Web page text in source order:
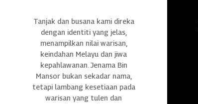
Tanjak dan busana kami direka
dengan identiti yang jelas,
menampilkan nilai warisan,
keindahan Melayu dan jiwa
kepahlawanan. Jenama Bin
Mansor bukan sekadar nama,
tetapi lambang kesetiaan pada
warisan yang tulen dan